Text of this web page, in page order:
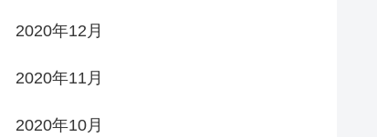
2020年12月
2020年11月
2020年10月